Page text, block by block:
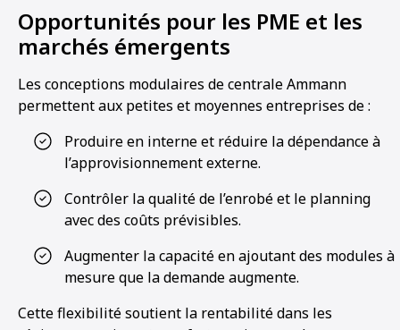
Opportunités pour les PME et les
marchés émergents
Les conceptions modulaires de centrale Ammann
permettent aux petites et moyennes entreprises de :
Produire en interne et réduire la dépendance à
l’approvisionnement externe.
Contrôler la qualité de l’enrobé et le planning
avec des coûts prévisibles.
Augmenter la capacité en ajoutant des modules à
mesure que la demande augmente.
Cette flexibilité soutient la rentabilité dans les